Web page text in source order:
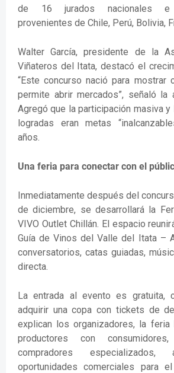
de 16 jurados nacionales e
provenientes de Chile, Perú, Bolivia,
Walter García, presidente de la
Viñateros del Itata, destacó el
“Este concurso nació para mostrar
permite abrir mercados”, señaló la
Agregó que la participación masiva
logradas eran metas
años.
Una feria para conectar con el
Inmediatamente después del
de diciembre, se desarrollará la
VIVO Outlet Chillán. El espacio
Guía de Vinos del Valle del Itata –
conversatorios, catas guiadas,
directa.
La entrada al evento es gratuita,
adquirir una copa con tickets de
explican los organizadores, la feria
productores con
compradores especializados,
oportunidades comerciales para